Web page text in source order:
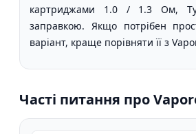
картриджами 1.0 / 1.3 Ом,
заправкою. Якщо потрібен
варіант, краще порівняти її з
Часті питання про